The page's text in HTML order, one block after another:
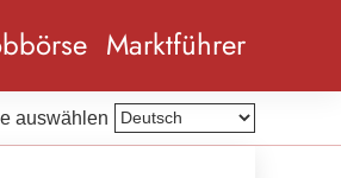
Marktführer
auswählen